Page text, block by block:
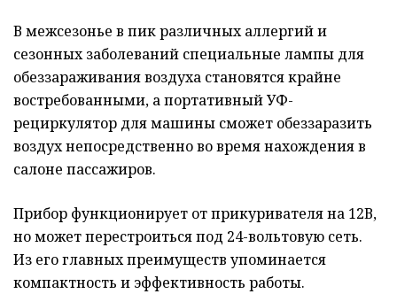
В межсезонье в пик различных аллергий и
сезонных заболеваний специальные лампы для
обеззараживания воздуха становятся крайне
востребованными, а портативный УФ-
рециркулятор для машины сможет обеззаразить
воздух непосредственно во время нахождения в
салоне пассажиров.
Прибор функционирует от прикуривателя на 12В,
но может перестроиться под 24-вольтовую сеть.
Из его главных преимуществ упоминается
компактность и эффективность работы.